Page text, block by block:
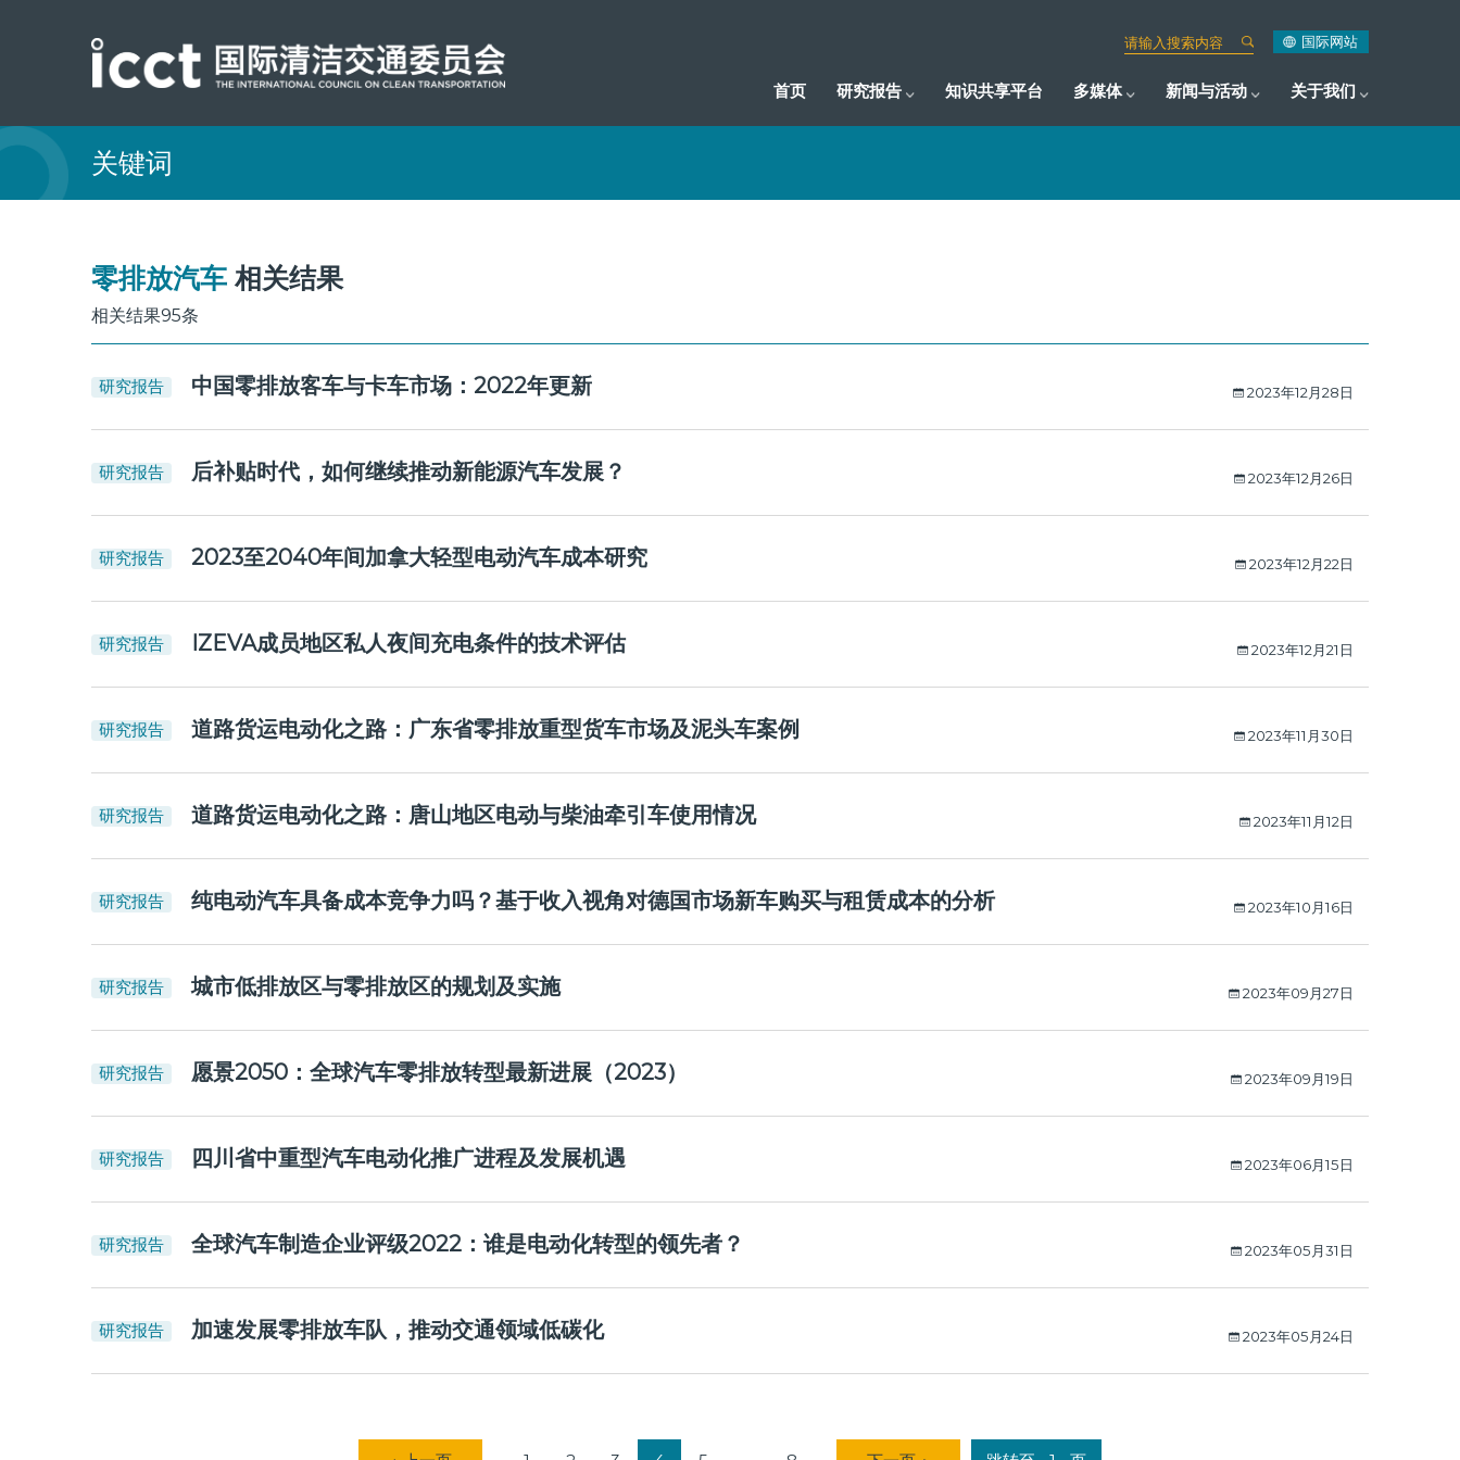
国际网站
首页 研究报告 知识共享平台 多媒体 新闻与活动 关于我们
关键词
零排放汽车 相关结果
相关结果95条
研究报告 中国零排放客车与卡车市场：2022年更新 2023年12月28日
研究报告 后补贴时代，如何继续推动新能源汽车发展？ 2023年12月26日
研究报告 2023至2040年间加拿大轻型电动汽车成本研究 2023年12月22日
研究报告 IZEVA成员地区私人夜间充电条件的技术评估 2023年12月21日
研究报告 道路货运电动化之路：广东省零排放重型货车市场及泥头车案例 2023年11月30日
研究报告 道路货运电动化之路：唐山地区电动与柴油牵引车使用情况 2023年11月12日
研究报告 纯电动汽车具备成本竞争力吗？基于收入视角对德国市场新车购买与租赁成本的分析 2023年10月16日
研究报告 城市低排放区与零排放区的规划及实施 2023年09月27日
研究报告 愿景2050：全球汽车零排放转型最新进展（2023） 2023年09月19日
研究报告 四川省中重型汽车电动化推广进程及发展机遇 2023年06月15日
研究报告 全球汽车制造企业评级2022：谁是电动化转型的领先者？ 2023年05月31日
研究报告 加速发展零排放车队，推动交通领域低碳化 2023年05月24日